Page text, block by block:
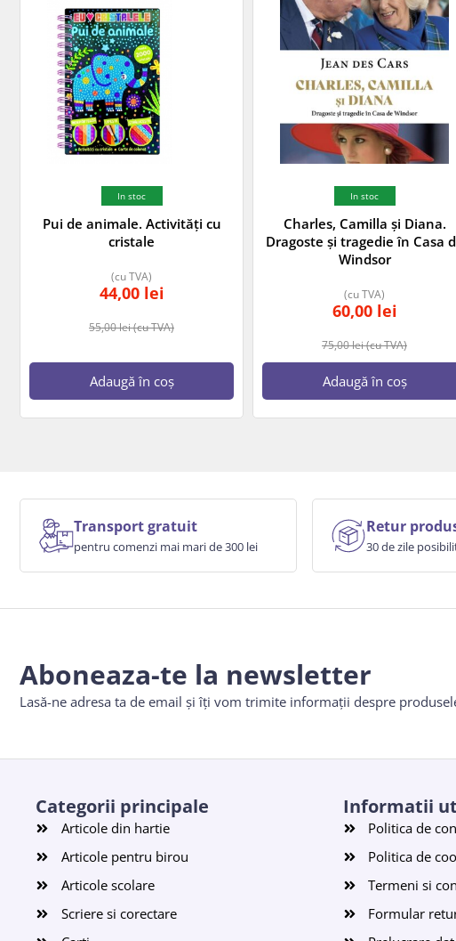
In stoc
Pui de animale. Activități cu
cristale
55,00lei(cu TVA)
44,00 lei
(cu TVA)
Adaugă în coș
In stoc
Charles, Camilla și Diana.
Dragoste și tragedie în Casa
Windsor
75,00lei(cu TVA)
60,00 lei
(cu TVA)
Adaugă în coș
Transport gratuit
pentru comenzi mai mari de 300 lei
Retur
30 de zile
Aboneaza-te la newsletter
Lasă-ne adresa ta de email și îți vom trimite informații despre
Categorii principale
Articole din hartie
Articole pentru birou
Articole scolare
Scriere si corectare
Informatii
Politica de
Politica de
Termeni si
Formular